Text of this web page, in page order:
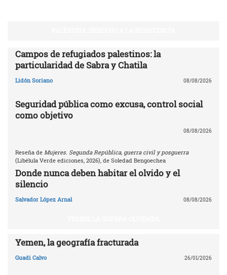
Campos de refugiados palestinos: la
particularidad de Sabra y Chatila
Lidón Soriano 08/08/2026
Seguridad pública como excusa, control social
como objetivo
08/08/2026
Reseña de Mujeres. Segunda República, guerra civil y posguerra
(Libélula Verde ediciones, 2026), de Soledad Bengoechea
Donde nunca deben habitar el olvido y el
silencio
Salvador López Arnal 08/08/2026
Yemen, la geografía fracturada
Guadi Calvo 26/01/2026